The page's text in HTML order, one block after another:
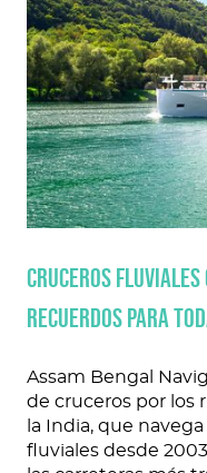
Cruceros fluviales
recuerdos para
Assam Bengal
de cruceros por los
la India, que
fluviales desde